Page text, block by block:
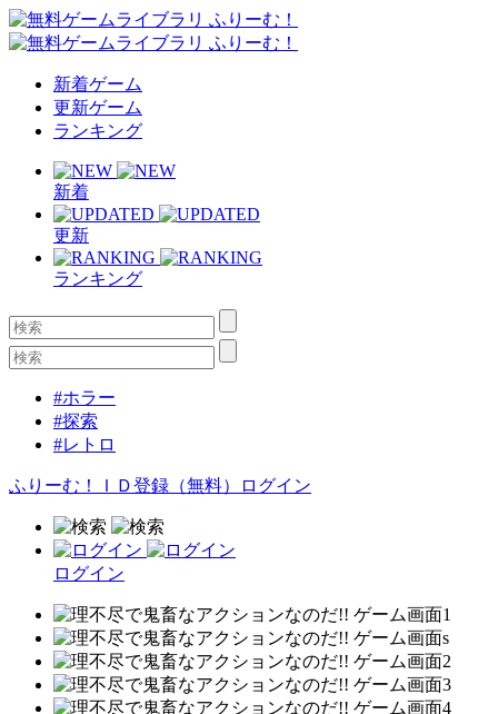
新着ゲーム
更新ゲーム
ランキング
新着
更新
ランキング
#ホラー
#探索
#レトロ
ふりーむ！ＩＤ登録（無料） ログイン
ログイン